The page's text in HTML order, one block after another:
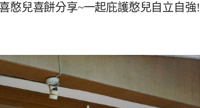
憨兒喜餅分享~一起庇護憨兒自立自強!